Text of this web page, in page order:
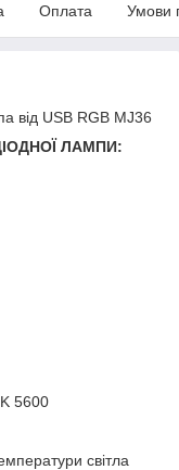
Оплата Умови
від USB RGB MJ36
ЛАМПИ:
5600
світла